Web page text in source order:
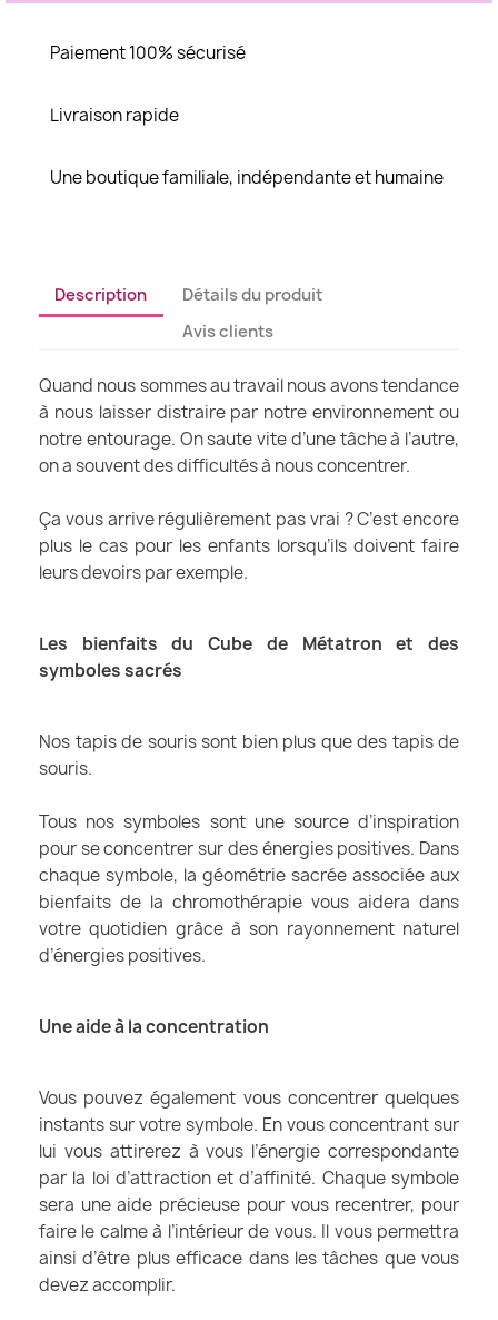
Paiement 100% sécurisé
Livraison rapide
Une boutique familiale, indépendante et humaine
Description
Détails du produit
Avis clients
Quand nous sommes au travail nous avons tendance
à nous laisser distraire par notre environnement ou
notre entourage. On saute vite d’une tâche à l’autre,
on a souvent des difficultés à nous concentrer.
Ça vous arrive régulièrement pas vrai ? C’est encore
plus le cas pour les enfants lorsqu’ils doivent faire
leurs devoirs par exemple.
Les bienfaits du Cube de Métatron et des
symboles sacrés
Nos tapis de souris sont bien plus que des tapis de
souris.
Tous nos symboles sont une source d’inspiration
pour se concentrer sur des énergies positives. Dans
chaque symbole, la géométrie sacrée associée aux
bienfaits de la chromothérapie vous aidera dans
votre quotidien grâce à son rayonnement naturel
d’énergies positives.
Une aide à la concentration
Vous pouvez également vous concentrer quelques
instants sur votre symbole. En vous concentrant sur
lui vous attirerez à vous l’énergie correspondante
par la loi d’attraction et d’affinité. Chaque symbole
sera une aide précieuse pour vous recentrer, pour
faire le calme à l’intérieur de vous. Il vous permettra
ainsi d’être plus efficace dans les tâches que vous
devez accomplir.